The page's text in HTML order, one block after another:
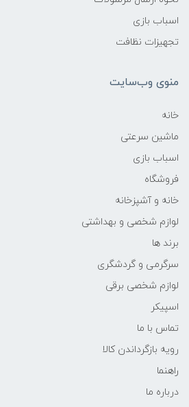
اسباب بازی
تجهیزات نظافت
منوی وب‌سایت
خانه
ماشین سرعتی
اسباب بازی
فروشگاه
خانه و آشپزخانه
لوازم شخصی و بهداشتی
برند ها
سرگرمی و گردشگری
لوازم شخصی برقی
اسپیکر
تماس با ما
رویه بازگرداندن کالا
راهنما
درباره ما